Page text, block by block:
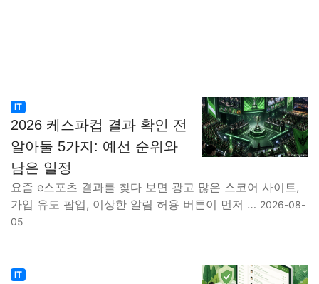
IT
2026 케스파컵 결과 확인 전
알아둘 5가지: 예선 순위와
남은 일정
요즘 e스포츠 결과를 찾다 보면 광고 많은 스코어 사이트,
가입 유도 팝업, 이상한 알림 허용 버튼이 먼저 … 2026-08-
05
IT